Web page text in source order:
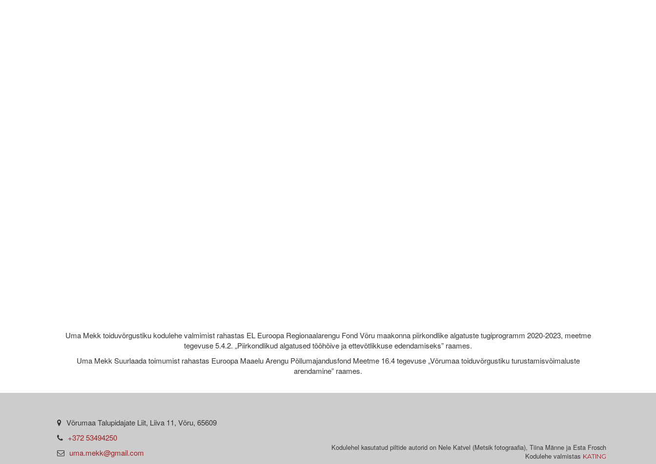
Uma Mekk toiduvõrgustiku kodulehe valmimist rahastas EL Euroopa Regionaalarengu Fond Võru maakonna piirkondlike algatuste tugiprogramm 2020-2023, meetme
tegevuse 5.4.2. „Piirkondlikud algatused tööhõive ja ettevõtlikkuse edendamiseks” raames.
Uma Mekk Suurlaada toimumist rahastas Euroopa Maaelu Arengu Põllumajandusfond Meetme 16.4 tegevuse „Võrumaa toiduvõrgustiku turustamisvõimaluste
arendamine” raames.
Võrumaa Talupidajate Liit, Liiva 11, Võru, 65609
+372 53494250
uma.mekk@gmail.com
Kodulehel kasutatud piltide autorid on Nele Katvel (Metsik fotograafia), Tiina Männe ja Esta Frosch
Kodulehe valmistas KATING